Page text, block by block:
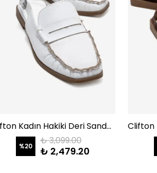
Clifton Kadın Hakiki Deri Sandalet Beyaz
%20 ₺ 3,099.00
₺ 2,479.20